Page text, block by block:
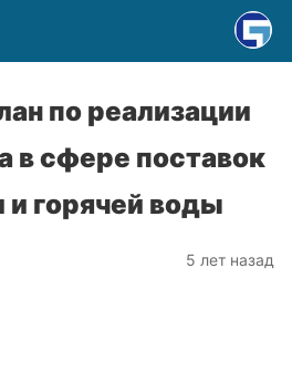
по реализации
в сфере поставок
и горячей воды
5 лет назад